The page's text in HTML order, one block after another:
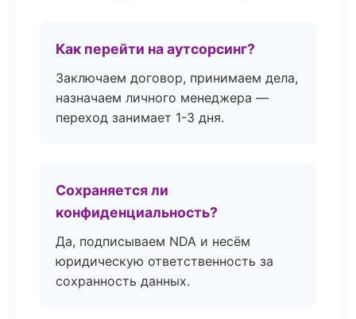
Как перейти на аутсорсинг?
Заключаем договор, принимаем дела,
назначаем личного менеджера —
переход занимает 1-3 дня.
Сохраняется ли
конфиденциальность?
Да, подписываем NDA и несём
юридическую ответственность за
сохранность данных.